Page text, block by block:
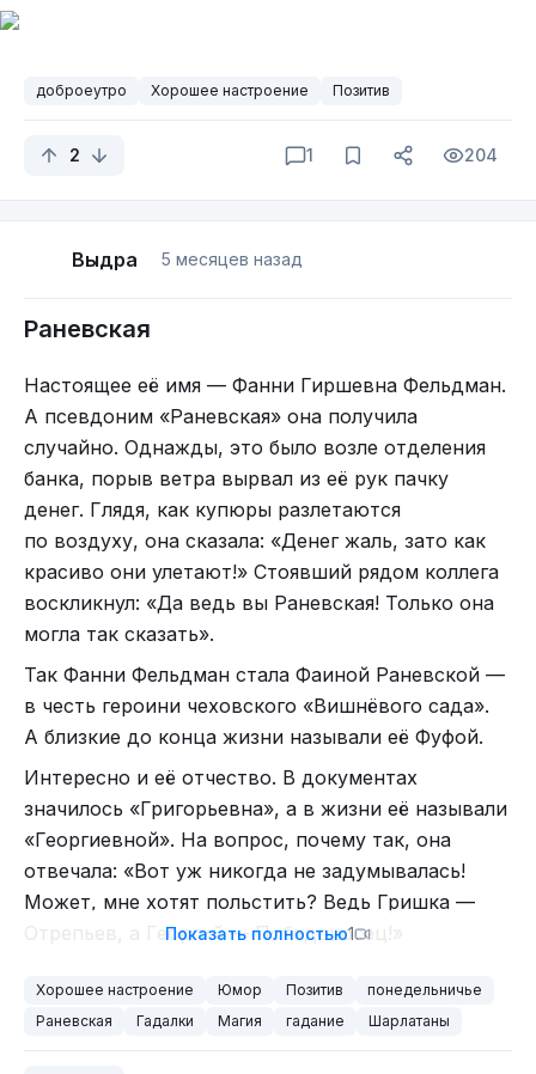
доброеутро Хорошее настроение Позитив
2 1 204
Выдра 5 месяцев назад
Раневская
Настоящее её имя — Фанни Гиршевна Фельдман.
А псевдоним «Раневская» она получила
случайно. Однажды, это было возле отделения
банка, порыв ветра вырвал из её рук пачку
денег. Глядя, как купюры разлетаются
по воздуху, она сказала: «Денег жаль, зато как
красиво они улетают!» Стоявший рядом коллега
воскликнул: «Да ведь вы Раневская! Только она
могла так сказать».
Так Фанни Фельдман стала Фаиной Раневской —
в честь героини чеховского «Вишнёвого сада».
А близкие до конца жизни называли её Фуфой.
Интересно и её отчество. В документах
значилось «Григорьевна», а в жизни её называли
«Георгиевной». На вопрос, почему так, она
отвечала: «Вот уж никогда не задумывалась!
Может, мне хотят польстить? Ведь Гришка —
Отрепьев, а Георгий — Победоносец!»
главной роли, но зато стала одной из самых
узнаваемых актрис советского кино. Её имя
Показать полностью1
Хорошее настроение Юмор Позитив
понедельничье
Раневская
Гадалки Магия гадание Шарлатаны